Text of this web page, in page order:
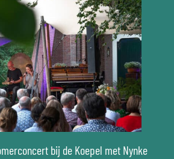
bij de Koepel met Nynke